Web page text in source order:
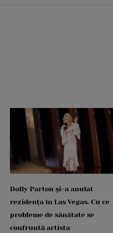
Dolly Parton și-a anulat
rezidența în Las Vegas. Cu ce
probleme de sănătate se
confruntă artista